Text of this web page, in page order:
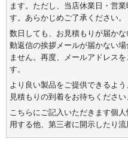
ます。ただし、当店休業日・営
す。あらかじめご了承ください。
数日しても、お見積もりが届か
動返信の挨拶メールが届かない
ません。再度、メールアドレス
す。
より良い製品をご提供できるよ
見積もりの到着をお待ちください
こちらにご記入いただきます個
用する他、第三者に開示したり流